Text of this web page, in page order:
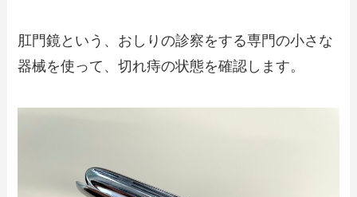
肛門鏡という、おしりの診察をする専門の小さな
器械を使って、切れ痔の状態を確認します。